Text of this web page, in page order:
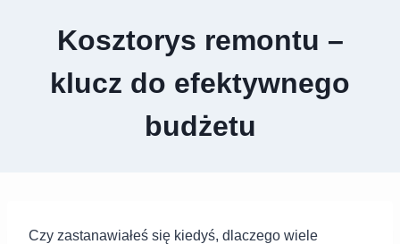
Kosztorys remontu –
klucz do efektywnego
budżetu
Czy zastanawiałeś się kiedyś, dlaczego wiele